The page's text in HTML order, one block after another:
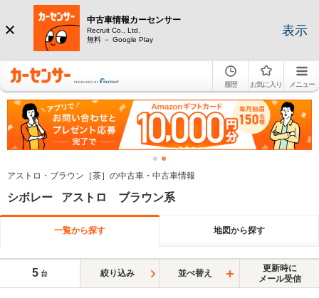
中古車情報カーセンサー
Recruit Co., Ltd.
無料 － Google Play
表示
履歴 お気に入り メニュー
アストロ・ブラウン［茶］の中古車・中古車情報
シボレー アストロ ブラウン系
一覧から探す 地図から探す
5 台 絞り込み 並べ替え
更新時に
メール受信